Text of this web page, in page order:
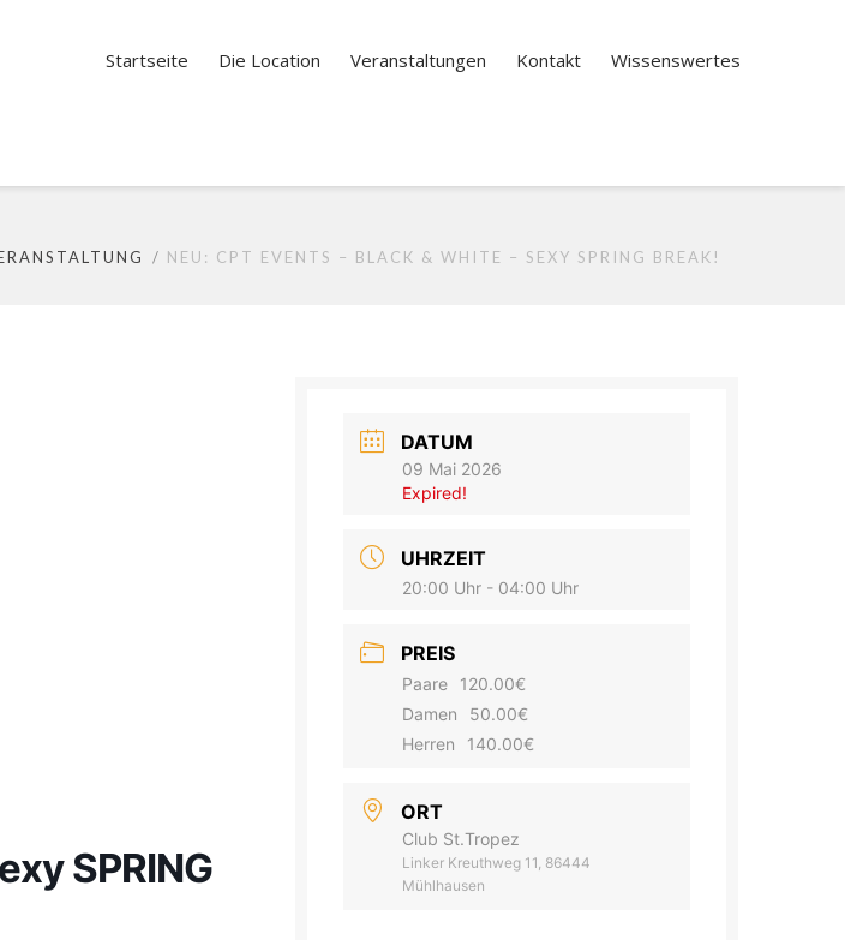
Startseite Die Location Veranstaltungen Kontakt Wissenswertes
NEU: CPT EVENTS – BLACK & WHITE – SEXY SPRING BREAK!
SPRING
DATUM
09 Mai 2026
Expired!
UHRZEIT
20:00 Uhr - 04:00 Uhr
PREIS
Paare
120.00€
Damen
50.00€
Herren
140.00€
ORT
Club St.Tropez
Linker Kreuthweg 11, 86444
Mühlhausen